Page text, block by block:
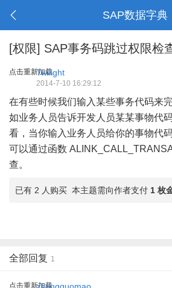
SAP数据字典
[权限] SAP事务码跳过权限检
点击重新加载
Twilight
2014-7-10 16:29:12
在有些时候我们输入某些事务代码来
如业务人员告诉开发人员某某事物代
看，当你输入业务人员给你的事物代
可以通过函数
查。
已有 2 人购买 本主题需向作者支付 1 枚
全部回复 1
点击重新加载